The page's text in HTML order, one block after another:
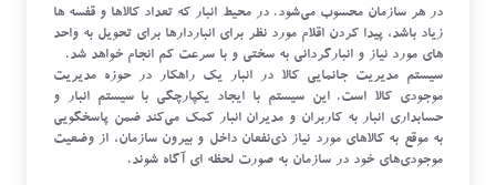
در هر سازمان محسوب می‌شود. در محیط انبار که تعداد کالاها و قفسه ها
زیاد باشد، پیدا کردن اقلام مورد نظر برای انباردارها برای تحویل به واحد
های مورد نیاز و انبارگردانی به سختی و با سرعت کم انجام خواهد شد.
سیستم مدیریت جانمایی کالا در انبار یک راهکار در حوزه مدیریت
موجودی کالا است. این سیستم با ایجاد یکپارچگی با سیستم انبار و
حسابداری انبار به کاربران و مدیران انبار کمک می‌کند ضمن پاسخگویی
به موقع به کالاهای مورد نیاز ذی‌نفعان داخل و بیرون سازمان، از وضعیت
موجودی‌های خود در سازمان به صورت لحظه ای آگاه شوند.